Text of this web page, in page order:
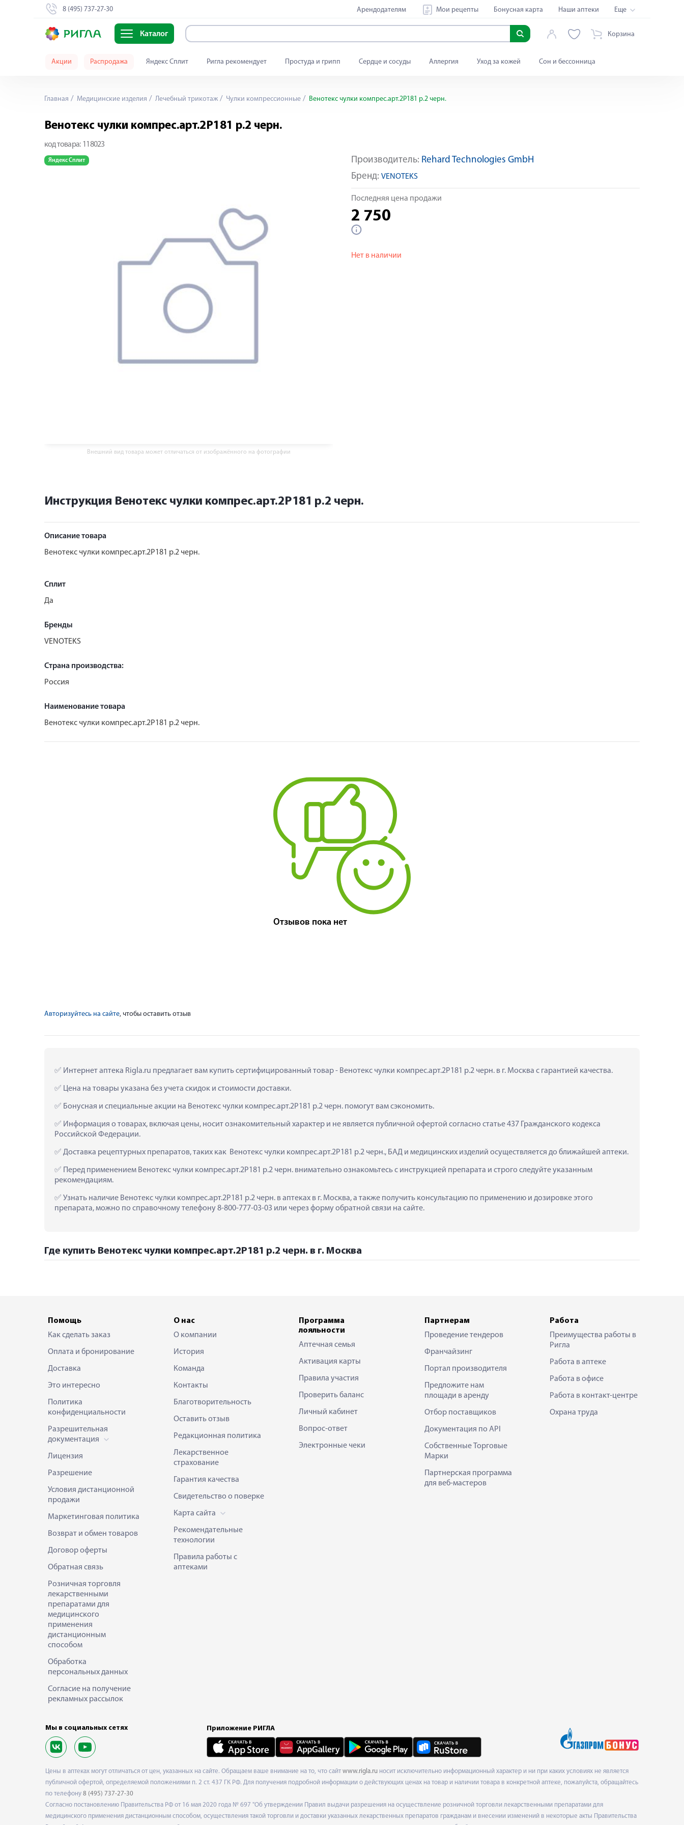
8 (495) 737-27-30 Арендодателям Мои рецепты Бонусная карта Наши аптеки Еще
Каталог Корзина
Акции Распродажа Яндекс Сплит Ригла рекомендует Простуда и грипп Сердце и сосуды Аллергия Уход за кожей Сон и бессонница
Главная Медицинские изделия Лечебный трикотаж Чулки компрессионные Венотекс чулки компрес.арт.2Р181 р.2 черн.
Венотекс чулки компрес.арт.2Р181 р.2 черн.
код товара: 118023
Яндекс Сплит
Внешний вид товара может отличаться от изображённого на фотографии
Производитель: Rehard Technologies GmbH
Бренд: VENOTEKS
Последняя цена продажи
2 750
Нет в наличии
Инструкция Венотекс чулки компрес.арт.2Р181 р.2 черн.
Описание товара
Венотекс чулки компрес.арт.2Р181 р.2 черн.
Сплит
Да
Бренды
VENOTEKS
Страна производства:
Россия
Наименование товара
Венотекс чулки компрес.арт.2Р181 р.2 черн.
Отзывов пока нет
Авторизуйтесь на сайте, чтобы оставить отзыв
Интернет аптека Rigla.ru предлагает вам купить сертифицированный товар - Венотекс чулки компрес.арт.2Р181 р.2 черн. в г. Москва с гарантией качества.
Цена на товары указана без учета скидок и стоимости доставки.
Бонусная и специальные акции на Венотекс чулки компрес.арт.2Р181 р.2 черн. помогут вам сэкономить.
Информация о товарах, включая цены, носит ознакомительный характер и не является публичной офертой согласно статье 437 Гражданского кодекса
Российской Федерации.
Доставка рецептурных препаратов, таких как  Венотекс чулки компрес.арт.2Р181 р.2 черн., БАД и медицинских изделий осуществляется до ближайшей аптеки.
Перед применением Венотекс чулки компрес.арт.2Р181 р.2 черн. внимательно ознакомьтесь с инструкцией препарата и строго следуйте указанным
рекомендациям.
Узнать наличие Венотекс чулки компрес.арт.2Р181 р.2 черн. в аптеках в г. Москва, а также получить консультацию по применению и дозировке этого
препарата, можно по справочному телефону 8-800-777-03-03 или через форму обратной связи на сайте.
Где купить Венотекс чулки компрес.арт.2Р181 р.2 черн. в г. Москва
Помощь
Как сделать заказ
Оплата и бронирование
Доставка
Это интересно
Политика
конфиденциальности
Разрешительная
документация
Лицензия
Разрешение
Условия дистанционной
продажи
Маркетинговая политика
Возврат и обмен товаров
Договор оферты
Обратная связь
Розничная торговля
лекарственными
препаратами для
медицинского
применения
дистанционным
способом
Обработка
персональных данных
Согласие на получение
рекламных рассылок
О нас
О компании
История
Команда
Контакты
Благотворительность
Оставить отзыв
Редакционная политика
Лекарственное
страхование
Гарантия качества
Свидетельство о поверке
Карта сайта
Рекомендательные
технологии
Правила работы с
аптеками
Программа
лояльности
Аптечная семья
Активация карты
Правила участия
Проверить баланс
Личный кабинет
Вопрос-ответ
Электронные чеки
Партнерам
Проведение тендеров
Франчайзинг
Портал производителя
Предложите нам
площади в аренду
Отбор поставщиков
Документация по API
Собственные Торговые
Марки
Партнерская программа
для веб-мастеров
Работа
Преимущества работы в
Ригла
Работа в аптеке
Работа в офисе
Работа в контакт-центре
Охрана труда
Мы в социальных сетях Приложение РИГЛА
Цены в аптеках могут отличаться от цен, указанных на сайте. Обращаем ваше внимание на то, что сайт www.rigla.ru носит исключительно информационный характер и ни при каких условиях не является
публичной офертой, определяемой положениями п. 2 ст. 437 ГК РФ. Для получения подробной информации о действующих ценах на товар и наличии товара в конкретной аптеке, пожалуйста, обращайтесь
по телефону 8 (495) 737-27-30
Согласно постановлению Правительства РФ от 16 мая 2020 года № 697 "Об утверждении Правил выдачи разрешения на осуществление розничной торговли лекарственными препаратами для
медицинского применения дистанционным способом, осуществления такой торговли и доставки указанных лекарственных препаратов гражданам и внесении изменений в некоторые акты Правительства